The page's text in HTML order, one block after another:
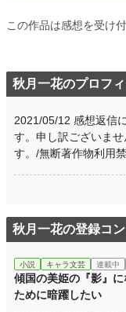
この国から去り、私は新
これは婚約破棄された私が
つかの設定を調整した長編
※短編版は残していいと許
お気に入り 136
文字数 134,411
更新日時 2026.07.19
この作品は感想を受け
秋月一花のプロフ
2021/05/12 感想返信
す。申し訳ございま
す。/無断著作物利用
秋月一花の登録コ
小説 キャラ文芸 連載中
傾国の美姫の『影』
ために暗躍したい